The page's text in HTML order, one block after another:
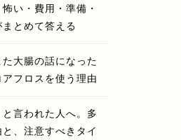
い・費用・準備・
とめて答える
大腸の話になった
アフロスを使う理由
言われた人へ。多
、注意すべきタイ